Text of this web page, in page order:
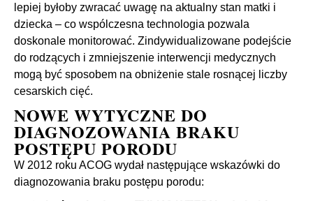
lepiej byłoby zwracać uwagę na aktualny stan matki i
dziecka – co wspólczesna technologia pozwala
doskonale monitorować. Zindywidualizowane podejście
do rodzących i zmniejszenie interwencji medycznych
mogą być sposobem na obniżenie stale rosnącej liczby
cesarskich cięć.
NOWE WYTYCZNE DO
DIAGNOZOWANIA BRAKU
POSTĘPU PORODU
W 2012 roku ACOG wydał następujące wskazówki do
diagnozowania braku postępu porodu: